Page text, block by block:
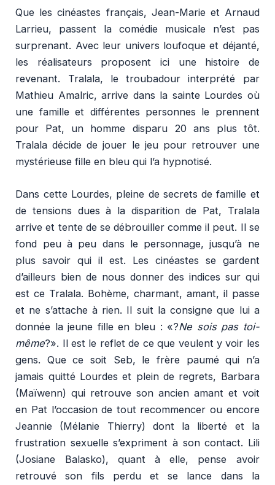
Que les cinéastes français, Jean-Marie et Arnaud
Larrieu, passent la comédie musicale n’est pas
surprenant. Avec leur univers loufoque et déjanté,
les réalisateurs proposent ici une histoire de
revenant. Tralala, le troubadour interprété par
Mathieu Amalric, arrive dans la sainte Lourdes où
une famille et différentes personnes le prennent
pour Pat, un homme disparu 20 ans plus tôt.
Tralala décide de jouer le jeu pour retrouver une
mystérieuse fille en bleu qui l’a hypnotisé.
Dans cette Lourdes, pleine de secrets de famille et
de tensions dues à la disparition de Pat, Tralala
arrive et tente de se débrouiller comme il peut. Il se
fond peu à peu dans le personnage, jusqu’à ne
plus savoir qui il est. Les cinéastes se gardent
d’ailleurs bien de nous donner des indices sur qui
est ce Tralala. Bohème, charmant, amant, il passe
et ne s’attache à rien. Il suit la consigne que lui a
donnée la jeune fille en bleu : «?Ne sois pas toi-
même?». Il est le reflet de ce que veulent y voir les
gens. Que ce soit Seb, le frère paumé qui n’a
jamais quitté Lourdes et plein de regrets, Barbara
(Maïwenn) qui retrouve son ancien amant et voit
en Pat l’occasion de tout recommencer ou encore
Jeannie (Mélanie Thierry) dont la liberté et la
frustration sexuelle s’expriment à son contact. Lili
(Josiane Balasko), quant à elle, pense avoir
retrouvé son fils perdu et se lance dans la